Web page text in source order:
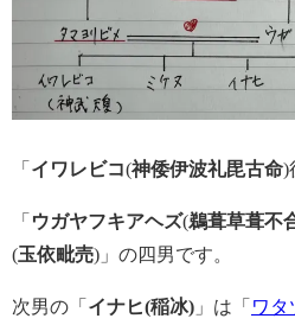
「 イワレビコ(神倭伊波礼毘古命)
「 ウガヤフキアヘズ(鵜葺草葺不
(玉依毗売)」の四男です。
次男の「 イナヒ(稲冰) 」は「 ワタ